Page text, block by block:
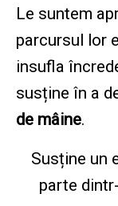
Le suntem
parcursul lor
insufla
susține în a
de mâine.
Susține un
parte